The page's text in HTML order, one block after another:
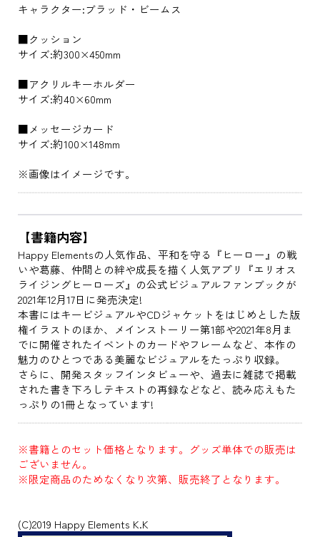
キャラクター:ブラッド・ビームス
■クッション
サイズ:約300×450mm
■アクリルキーホルダー
サイズ:約40×60mm
■メッセージカード
サイズ:約100×148mm
※画像はイメージです。
【書籍内容】
Happy Elementsの人気作品、平和を守る『ヒーロー』の戦
いや葛藤、仲間との絆や成長を描く人気アプリ『エリオス
ライジングヒーローズ』の公式ビジュアルファンブックが
2021年12月17日に発売決定!
本書にはキービジュアルやCDジャケットをはじめとした版
権イラストのほか、メインストーリー第1部や2021年8月ま
でに開催されたイベントのカードやフレームなど、本作の
魅力のひとつである美麗なビジュアルをたっぷり収録。
さらに、開発スタッフインタビューや、過去に雑誌で掲載
された書き下ろしテキストの再録などなど、読み応えもた
っぷりの1冊となっています!
※書籍とのセット価格となります。グッズ単体での販売は
ございません。
※限定商品のためなくなり次第、販売終了となります。
(C)2019 Happy Elements K.K